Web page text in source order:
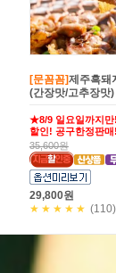
[문꼼꼼]제주흑돼
(간장맛/고추장맛)
★8/9 일요일까지만
할인! 공구한정판매!
35,600원
29,800원
★★★★★ (110)